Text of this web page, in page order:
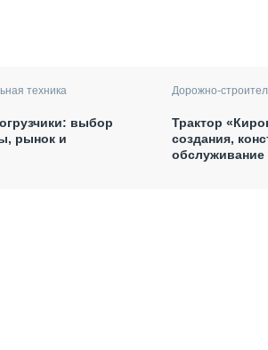
техника
выбор
рынок и
Дорожно-
Трактор
создания,
обслуживание